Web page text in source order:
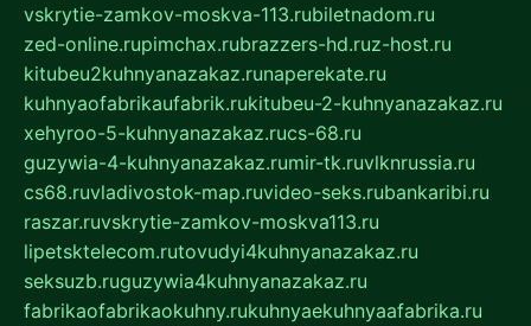
vskrytie-zamkov-moskva-113.rubiletnadom.ru
zed-online.rupimchax.rubrazzers-hd.ruz-host.ru
kitubeu2kuhnyanazakaz.runaperekate.ru
kuhnyaofabrikaufabrik.rukitubeu-2-kuhnyanazakaz.ru
xehyroo-5-kuhnyanazakaz.rucs-68.ru
guzywia-4-kuhnyanazakaz.rumir-tk.ruvlknrussia.ru
cs68.ruvladivostok-map.ruvideo-seks.rubankaribi.ru
raszar.ruvskrytie-zamkov-moskva113.ru
lipetsktelecom.rutovudyi4kuhnyanazakaz.ru
seksuzb.ruguzywia4kuhnyanazakaz.ru
fabrikaofabrikaokuhny.rukuhnyaekuhnyaafabrika.ru